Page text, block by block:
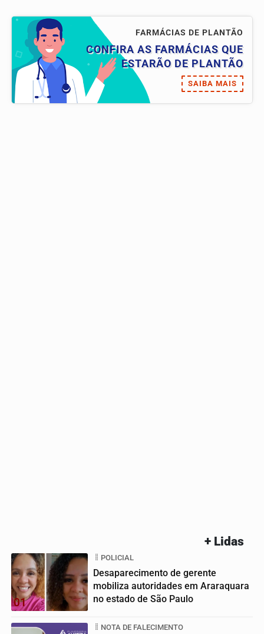
FARMÁCIAS DE PLANTÃO
CONFIRA AS FARMÁCIAS QUE
ESTARÃO DE PLANTÃO
SAIBA MAIS
+ Lidas
01
POLICIAL
Desaparecimento de gerente
mobiliza autoridades em Araraquara
no estado de São Paulo
NOTA DE FALECIMENTO